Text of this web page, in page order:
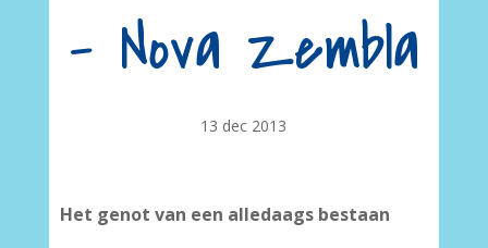
– Nova Zembla
13 dec 2013
Het genot van een alledaags bestaan